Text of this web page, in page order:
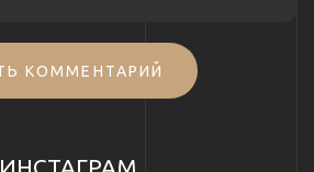
КОММЕНТАРИЙ
ИНСТАГРАМ